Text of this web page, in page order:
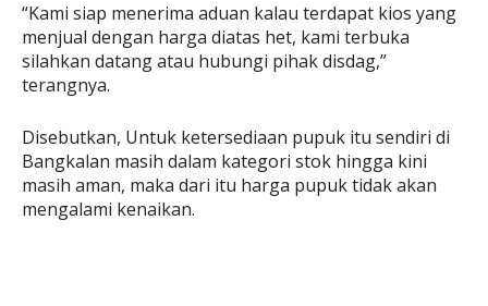
“Kami siap menerima aduan kalau terdapat kios yang
menjual dengan harga diatas het, kami terbuka
silahkan datang atau hubungi pihak disdag,”
terangnya.
Disebutkan, Untuk ketersediaan pupuk itu sendiri di
Bangkalan masih dalam kategori stok hingga kini
masih aman, maka dari itu harga pupuk tidak akan
mengalami kenaikan.